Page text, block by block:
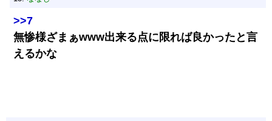
>>7
無惨様ざまぁwww出来る点に限れば良かったと言
えるかな